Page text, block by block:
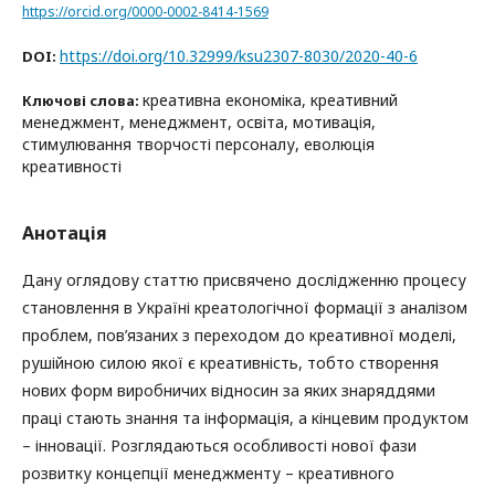
https://orcid.org/0000-0002-8414-1569
DOI: https://doi.org/10.32999/ksu2307-8030/2020-40-6
Ключові слова: креативна економіка, креативний
менеджмент, менеджмент, освіта, мотивація,
стимулювання творчості персоналу, еволюція
креативності
Анотація
Дану оглядову статтю присвячено дослідженню процесу
становлення в Україні креатологічної формації з аналізом
проблем, пов’язаних з переходом до креативної моделі,
рушійною силою якої є креативність, тобто створення
нових форм виробничих відносин за яких знаряддями
праці стають знання та інформація, а кінцевим продуктом
– інновації. Розглядаються особливості нової фази
розвитку концепції менеджменту – креативного